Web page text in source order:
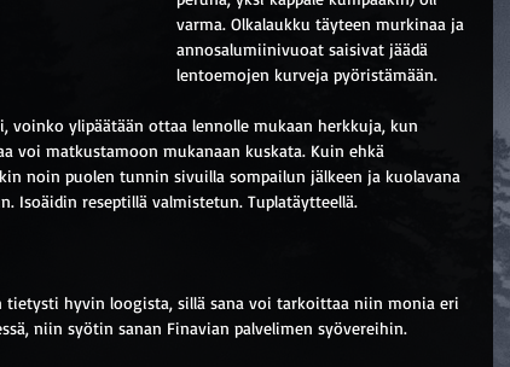
varma. Olkalaukku täyteen murkinaa ja
annosalumiinivuoat saisivat jäädä
lentoemojen kurveja pyöristämään.
voinko ylipäätään ottaa lennolle mukaan herkkuja, kun
voi matkustamoon mukanaan kuskata. Kuin ehkä
noin puolen tunnin sivuilla sompailun jälkeen ja kuolavana
Isoäidin reseptillä valmistetun. Tuplatäytteellä.
tietysti hyvin loogista, sillä sana voi tarkoittaa niin monia eri
niin syötin sanan Finavian palvelimen syövereihin.